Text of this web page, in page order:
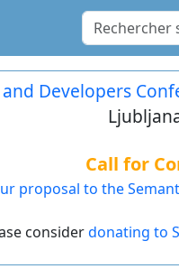
Developers
Call for
proposal to the
considerdonating to